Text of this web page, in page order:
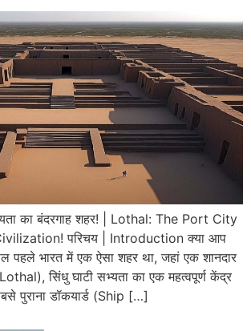
का बंदरगाह शहर! | Lothal: The Port City
परिचय | Introduction क्या आप
पहले भारत में एक ऐसा शहर था, जहां एक शानदार
सिंधु घाटी सभ्यता का एक महत्वपूर्ण केंद्र
पुराना डॉकयार्ड (Ship […]